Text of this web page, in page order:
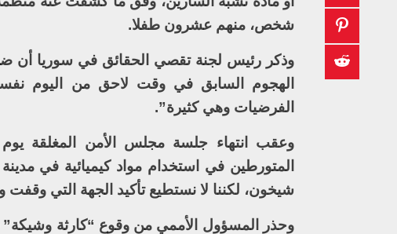
شخص، منهم عشرون طفلا.
وذكر رئيس لجنة تقصي الحقائق في سوريا أن
الهجوم السابق في وقت لاحق من اليوم
الفرضيات وهي كثيرة”.
وعقب انتهاء جلسة مجلس الأمن المغلقة
المتورطين في استخدام مواد كيميائية في
شيخون، لكننا لا نستطيع تأكيد الجهة التي
وحذر المسؤول الأممي من وقوع “كارثة وشيكة”